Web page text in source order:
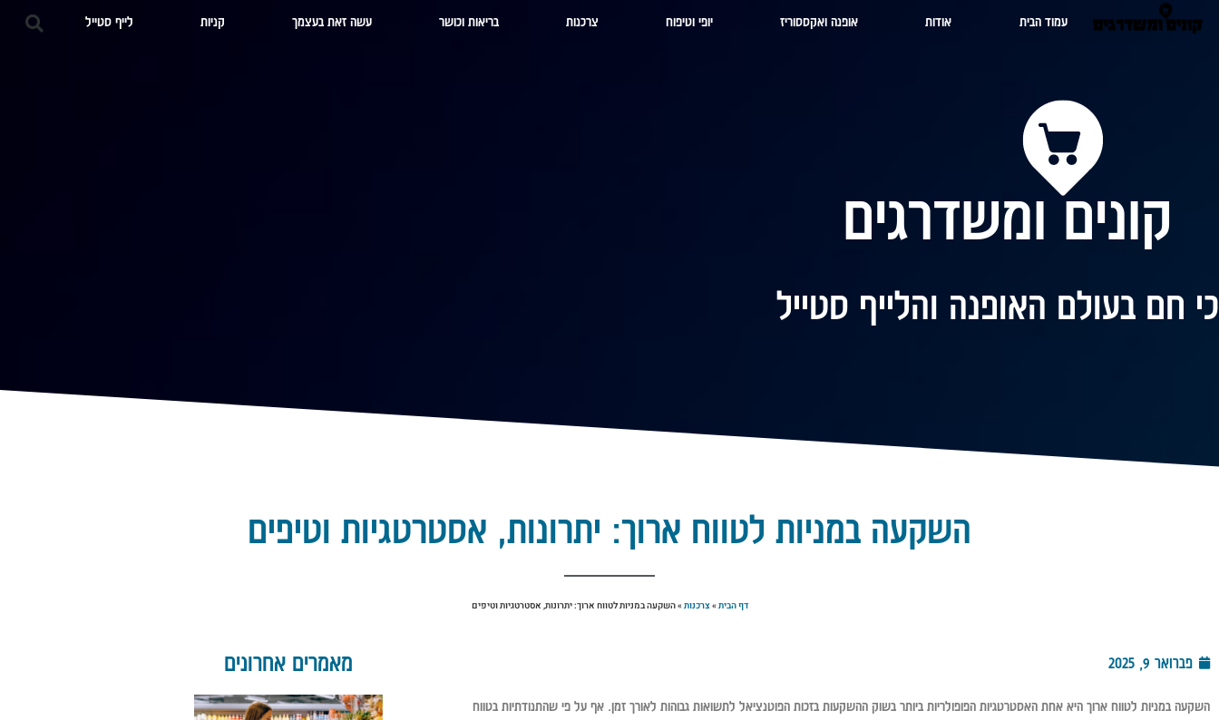
עמוד הבית אודות אופנה ואקססוריז יופי וטיפוח צרכנות בריאות וכושר עשה זאת בעצמך קניות לייף סטייל
קונים ומשדרגים
חם בעולם האופנה והלייף סטייל
השקעה במניות לטווח ארוך: יתרונות, אסטרטגיות וטיפים
דף הבית»צרכנות»השקעה במניות לטווח ארוך: יתרונות, אסטרטגיות וטיפים
פברואר 9, 2025
השקעה במניות לטווח ארוך היא אחת האסטרטגיות הפופולריות ביותר בשוק ההשקעות בזכות הפוטנציאל לתשואות גבוהות לאורך זמן. אף על פי שהתנודתיות בטווח
מאמרים אחרונים